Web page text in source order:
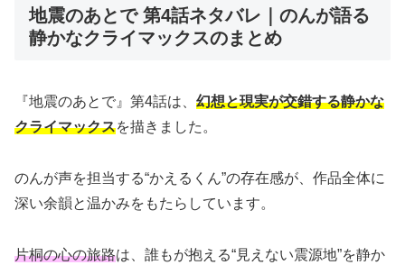
地震のあとで 第4話ネタバレ｜のんが語る
静かなクライマックスのまとめ
『地震のあとで』第4話は、 幻想と現実が交錯する静かな
クライマックスを描きました。
のんが声を担当する“かえるくん”の存在感が、作品全体に
深い余韻と温かみをもたらしています。
片桐の心の旅路は、誰もが抱える“見えない震源地”を静か